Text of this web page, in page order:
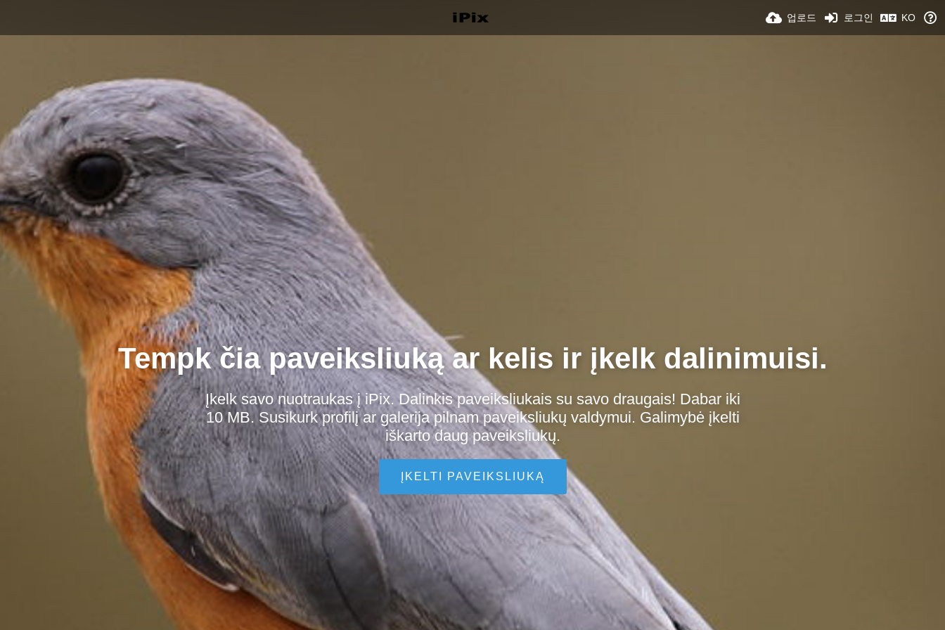
업로드 로그인 KO
Tempk čia paveiksliuką ar kelis ir įkelk dalinimuisi.
Įkelk savo nuotraukas į iPix. Dalinkis paveiksliukais su savo draugais! Dabar iki
10 MB. Susikurk profilį ar galerija pilnam paveiksliukų valdymui. Galimybė įkelti
iškarto daug paveiksliukų.
ĮKELTI PAVEIKSLIUKĄ